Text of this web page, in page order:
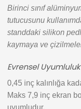
Birinci sınıf
tutucusunu
standdaki silikon
kaymaya ve
Evrensel
0,45 inç kalınlığa
Maks 7,9 inç ekran
uyumludur.